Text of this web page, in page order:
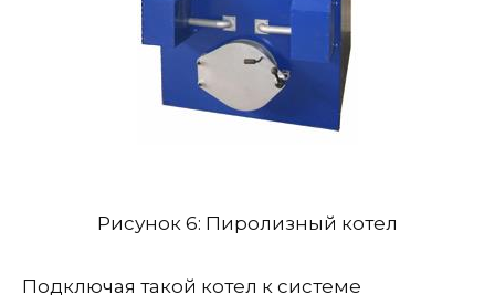
Рисунок 6: Пиролизный котел
Подключая такой котел к системе